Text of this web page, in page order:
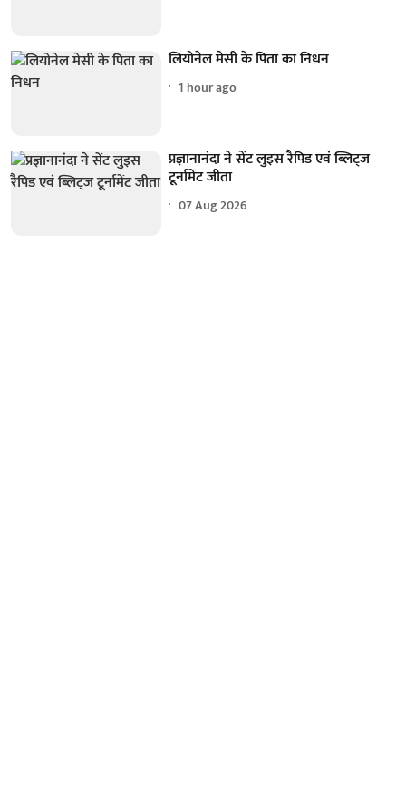
लियोनेल मेसी के पिता का निधन
1 hour ago
प्रज्ञानानंदा ने सेंट लुइस रैपिड एवं ब्लिट्ज
टूर्नामेंट जीता
07 Aug 2026